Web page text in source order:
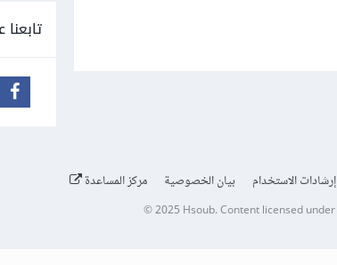
إرشادات الاستخدام بيان الخصوصية مركز المساعدة
© 2025 Hsoub.Content licensed under